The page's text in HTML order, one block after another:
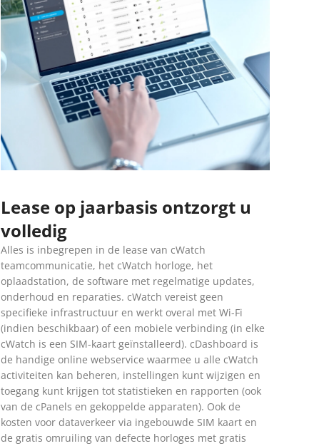
Lease op jaarbasis ontzorgt u
volledig
Alles is inbegrepen in de lease van cWatch
teamcommunicatie, het cWatch horloge, het
oplaadstation, de software met regelmatige updates,
onderhoud en reparaties. cWatch vereist geen
specifieke infrastructuur en werkt overal met Wi-Fi
(indien beschikbaar) of een mobiele verbinding (in elke
cWatch is een SIM-kaart geïnstalleerd). cDashboard is
de handige online webservice waarmee u alle cWatch
activiteiten kan beheren, instellingen kunt wijzigen en
toegang kunt krijgen tot statistieken en rapporten (ook
van de cPanels en gekoppelde apparaten). Ook de
kosten voor dataverkeer via ingebouwde SIM kaart en
de gratis omruiling van defecte horloges met gratis